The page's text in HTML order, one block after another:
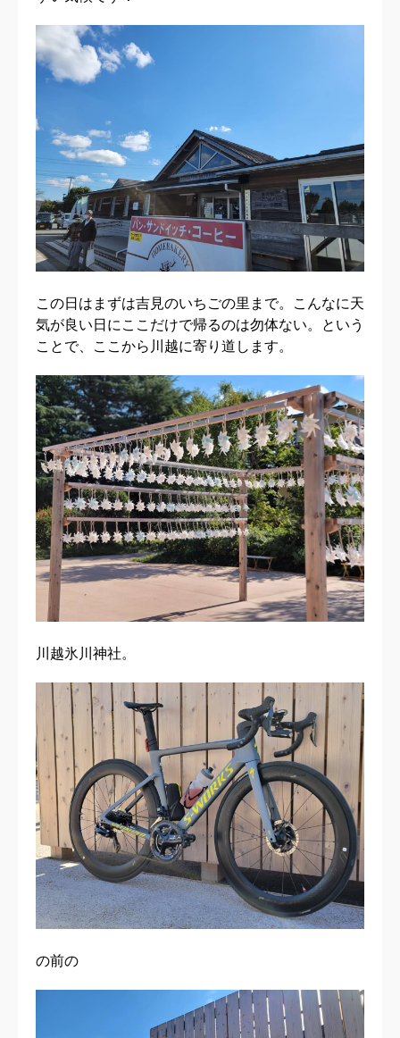
この日はまずは吉見のいちごの里まで。こんなに天
気が良い日にここだけで帰るのは勿体ない。という
ことで、ここから川越に寄り道します。
川越氷川神社。
の前の